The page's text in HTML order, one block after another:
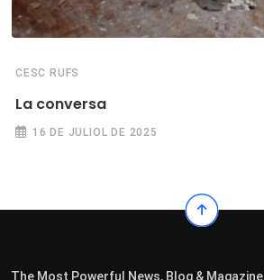
CESC RUFS
La conversa
16 DE JULIOL DE 2025
The Most Powerful News, Blog &